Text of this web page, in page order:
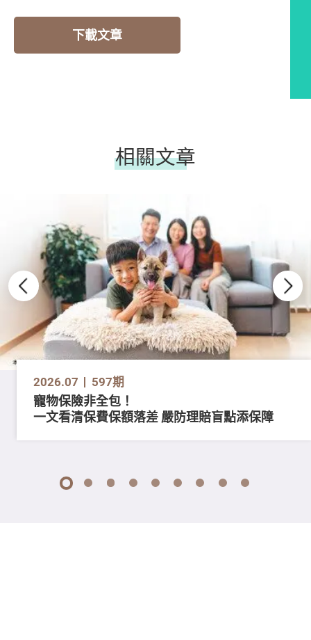
下載文章
相關文章
2026.07 597期
寵物保險非全包！
一文看清保費保額落差 嚴防理賠盲點添保障
1 2 3 4 5 6 7 8 9